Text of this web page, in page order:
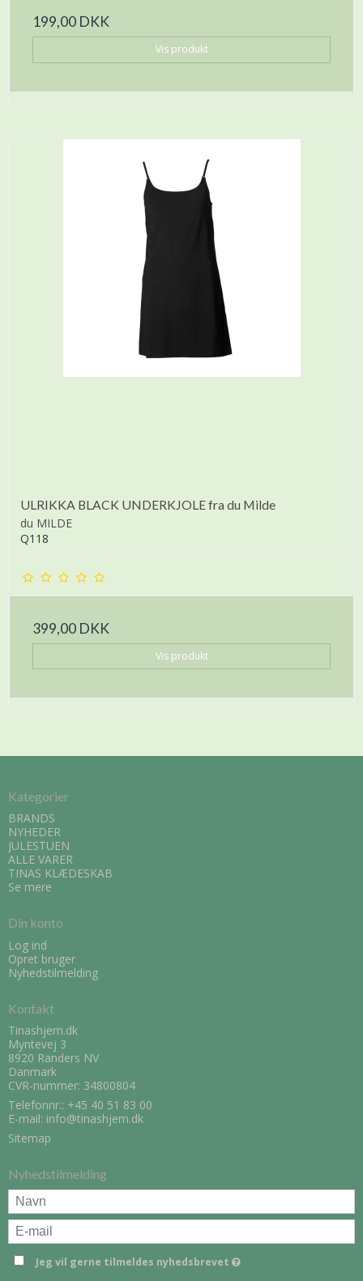
199,00 DKK
Vis produkt
ULRIKKA BLACK UNDERKJOLE fra du Milde
du MILDE
Q118
399,00 DKK
Vis produkt
Kategorier
BRANDS
NYHEDER
JULESTUEN
ALLE VARER
TINAS KLÆDESKAB
Se mere
Din konto
Log ind
Opret bruger
Nyhedstilmelding
Kontakt
Tinashjem.dk
Myntevej 3
8920 Randers NV
Danmark
CVR-nummer: 34800804
Telefonnr.: +45 40 51 83 00
E-mail: info@tinashjem.dk
Sitemap
Nyhedstilmelding
Jeg vil gerne tilmeldes nyhedsbrevet